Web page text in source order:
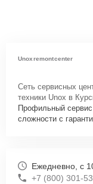
Unoxremontcenter
Сеть сервисных
техники Unox в
Профильный
сложности с
Ежедневно, с
+7 (800) 301-